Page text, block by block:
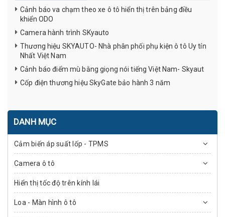
Cảnh báo va chạm theo xe ô tô hiển thị trên bảng điều
khiển ODO
Camera hành trình SKyauto
Thương hiệu SKYAUTO- Nhà phân phối phụ kiện ô tô Uy tín
Nhất Việt Nam
Cảnh báo điểm mù bằng giọng nói tiếng Việt Nam- Skyaut
Cốp điện thương hiệu SkyGate bảo hành 3 năm
DANH MỤC
Cảm biến áp suất lốp - TPMS
Camera ô tô
Hiển thị tốc độ trên kính lái
Loa - Màn hình ô tô